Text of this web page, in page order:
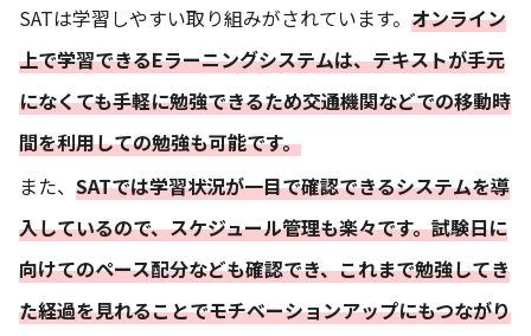
SATは学習しやすい取り組みがされています。 オンライン
上で学習できるEラーニングシステムは、テキストが手元
になくても手軽に勉強できるため交通機関などでの移動時
間を利用しての勉強も可能です。
また、 SATでは学習状況が一目で確認できるシステムを導
入しているので、スケジュール管理も楽々です。試験日に
向けてのペース配分なども確認でき、これまで勉強してき
た経過を見れることでモチベーションアップにもつながり